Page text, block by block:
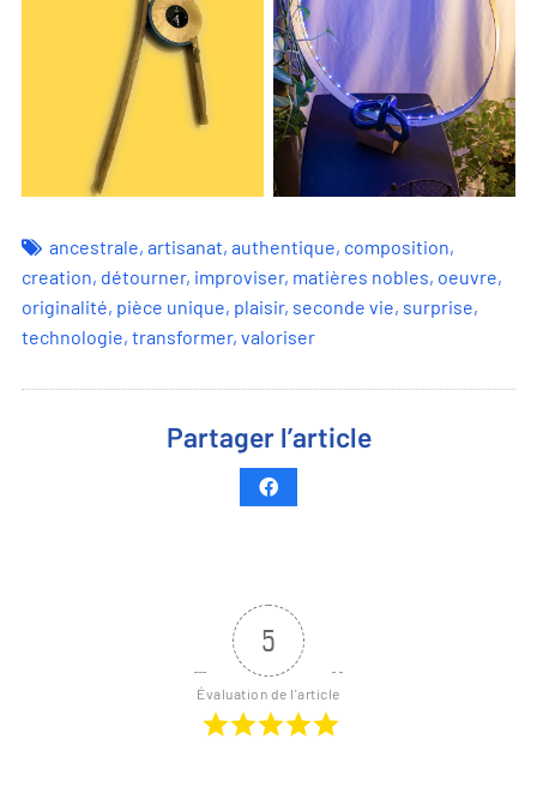
ancestrale,artisanat,authentique, composition,
creation, détourner, improviser, matières nobles, oeuvre,
originalité, pièce unique, plaisir, seconde vie, surprise,
technologie, transformer, valoriser
Partager l’article
5
Évaluation de l'article